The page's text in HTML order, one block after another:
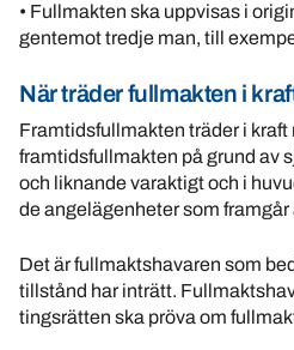
• Fullmakten ska uppvisas i
gentemot tredje man, till
När träder fullmakten i
Framtidsfullmakten träder i kraft
framtidsfullmakten på grund av
och liknande varaktigt och i
de angelägenheter som framgår
Det är fullmaktshavaren som
tillstånd har inträtt.
tingsrätten ska pröva om